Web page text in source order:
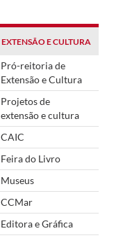
EXTENSÃO E CULTURA
Pró-reitoria de
Extensão e Cultura
Projetos de
extensão e cultura
CAIC
Feira do Livro
Museus
CCMar
Editora e Gráfica